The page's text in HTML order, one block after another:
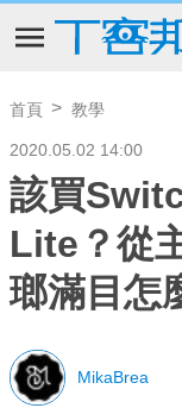
首頁 教學
2020.05.02 14:00
該買
Lite？從
瑯滿目怎
MikaBrea